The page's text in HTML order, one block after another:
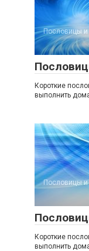
Пословицы и
Короткие
выполнить
Пословицы и
Короткие
выполнить